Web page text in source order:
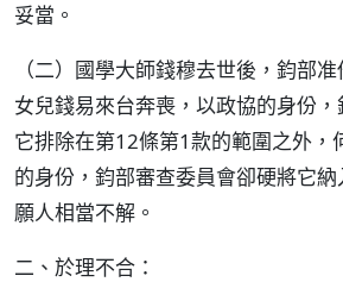
妥當。
（二）國學大師錢穆去世後，鈞部
女兒錢易來台奔喪，以政協的身份
它排除在第12條第1款的範圍之外，
的身份，鈞部審查委員會卻硬將它
願人相當不解。
二、於理不合：